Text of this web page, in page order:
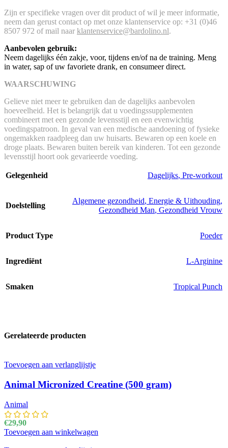
Zijn er specifieke vragen over dit product of wil je meer informatie,
neem dan gerust contact op met onze klantenservice op: +31 (0)46
8507 972 of mail naar klantenservice@bardolino.nl.
Aanbevolen gebruik:
Neem dagelijks één zakje, voor, tijdens en/of na de training. Meng
in water, sap of uw favoriete drank, en consumeer direct.
WAARSCHUWING
Gelieve niet meer te gebruiken dan de dagelijks aanbevolen
hoeveelheid. Het is belangrijk dat u voedingssupplementen
combineert met een gezonde levensstijl en een evenwichtig
voedingspatroon. In geval van een medische aandoening of fysieke
ongemakken raadpleeg dan uw huisarts. Bewaren op een koele en
droge plaats. Bewaren buiten bereik van kinderen. Tot een gezonde
levensstijl hoort ook gevarieerde voeding.
Gelegenheid Dagelijks, Pre-workout
Doelstelling
Algemene gezondheid, Energie & Uithouding,
Gezondheid Man, Gezondheid Vrouw
Product Type Poeder
Ingrediënt L-Arginine
Smaken Tropical Punch
Gerelateerde producten
Toevoegen aan verlanglijstje
Animal Micronized Creatine (500 gram)
Animal
€29,90
Toevoegen aan winkelwagen